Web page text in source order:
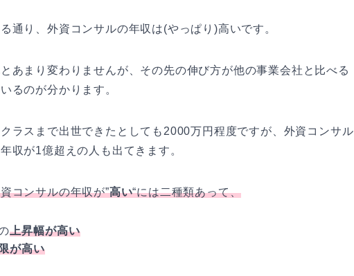
通り、外資コンサルの年収は(やっぱり)高いです。
あまり変わりませんが、その先の伸び方が他の事業会社と比べる
るのが分かります。
ラスまで出世できたとしても2000万円程度ですが、外資コンサル
収が1億超えの人も出てきます。
コンサルの年収が”高い“には二種類あって、
上昇幅が高い
が高い